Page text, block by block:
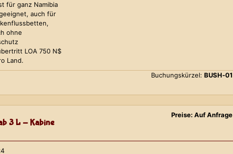
für ganz Namibia
auch für
ohne
LOA 750 N$
Land.
Buchungskürzel: BUSH-01
3 L - Kabine
Preise: Auf Anfrage